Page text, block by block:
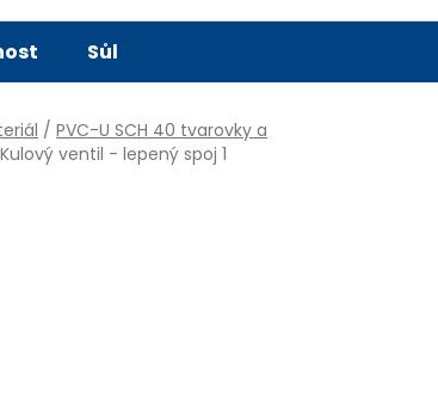
Sůl
/ PVC-U SCH 40 tvarovky a
ventil - lepený spoj 1